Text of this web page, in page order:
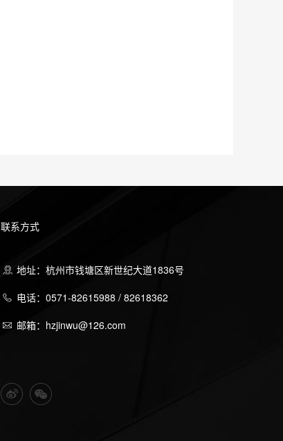
联系方式
地址：杭州市钱塘区新世纪大道1836号
电话：0571-82615988 / 82618362
邮箱：hzjinwu@126.com